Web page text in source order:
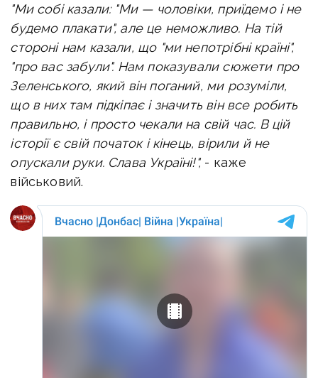
"Ми собі казали: "Ми — чоловіки, приїдемо і не
будемо плакати", але це неможливо. На тій
стороні нам казали, що "ми непотрібні країні",
"про вас забули". Нам показували сюжети про
Зеленського, який він поганий, ми розуміли,
що в них там підкіпає і значить він все робить
правильно, і просто чекали на свій час. В цій
історії є свій початок і кінець, вірили й не
опускали руки. Слава Україні!",- каже
військовий.